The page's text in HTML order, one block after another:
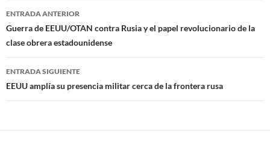
Navegación
de
entradas
ENTRADA ANTERIOR
Guerra de EEUU/OTAN contra Rusia y el papel revolucionario de la
clase obrera estadounidense
ENTRADA SIGUIENTE
EEUU amplía su presencia militar cerca de la frontera rusa